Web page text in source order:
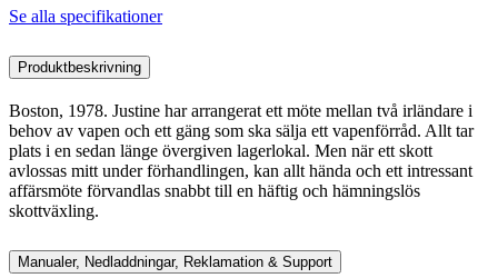
Se alla specifikationer
Produktbeskrivning
Boston, 1978. Justine har arrangerat ett möte mellan två irländare i
behov av vapen och ett gäng som ska sälja ett vapenförråd. Allt tar
plats i en sedan länge övergiven lagerlokal. Men när ett skott
avlossas mitt under förhandlingen, kan allt hända och ett intressant
affärsmöte förvandlas snabbt till en häftig och hämningslös
skottväxling.
Manualer, Nedladdningar, Reklamation & Support